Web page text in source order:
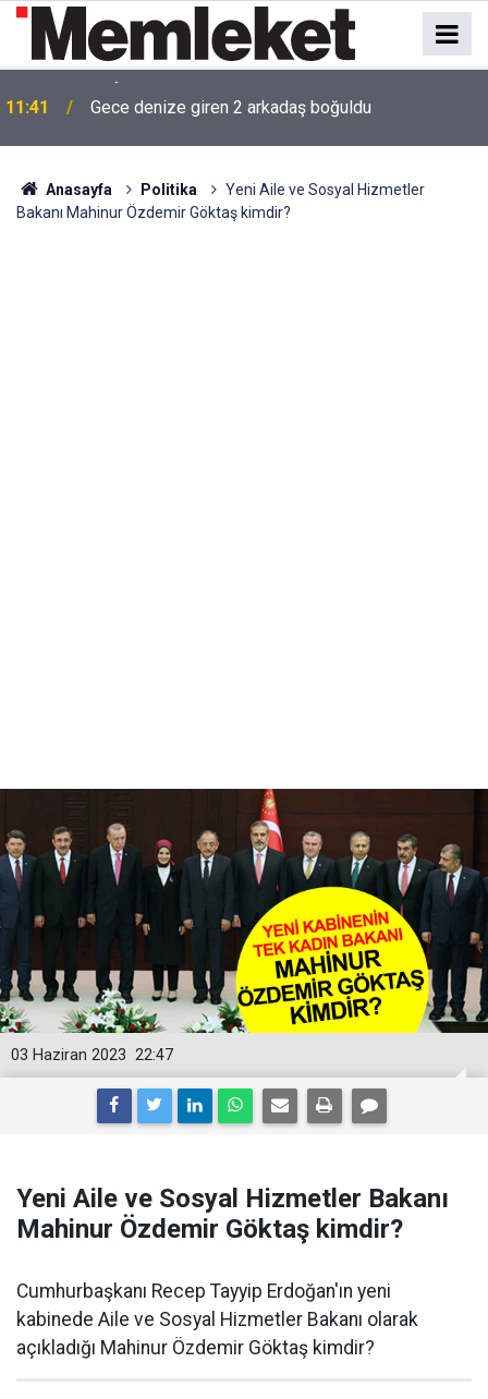
11:41 Gece denize giren 2 arkadaş boğuldu
Anasayfa Politika
Yeni Aile ve Sosyal Hizmetler
Bakanı Mahinur Özdemir Göktaş kimdir?
22:47
03 Haziran 2023
Yeni Aile ve Sosyal Hizmetler Bakanı
Mahinur Özdemir Göktaş kimdir?
Cumhurbaşkanı Recep Tayyip Erdoğan'ın yeni
kabinede Aile ve Sosyal Hizmetler Bakanı olarak
açıkladığı Mahinur Özdemir Göktaş kimdir?